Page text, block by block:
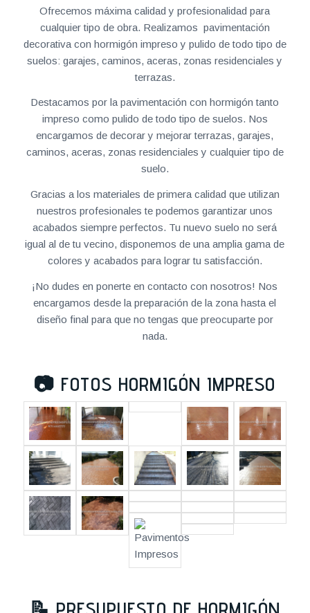
Ofrecemos máxima calidad y profesionalidad para
cualquier tipo de obra. Realizamos pavimentación
decorativa con hormigón impreso y pulido de todo tipo de
suelos: garajes, caminos, aceras, zonas residenciales y
terrazas.
Destacamos por la pavimentación con hormigón tanto
impreso como pulido de todo tipo de suelos. Nos
encargamos de decorar y mejorar terrazas, garajes,
caminos, aceras, zonas residenciales y cualquier tipo de
suelo.
Gracias a los materiales de primera calidad que utilizan
nuestros profesionales te podemos garantizar unos
acabados siempre perfectos. Tu nuevo suelo no será
igual al de tu vecino, disponemos de una amplia gama de
colores y acabados para lograr tu satisfacción.
¡No dudes en ponerte en contacto con nosotros! Nos
encargamos desde la preparación de la zona hasta el
diseño final para que no tengas que preocuparte por
nada.
📷 FOTOS HORMIGÓN IMPRESO